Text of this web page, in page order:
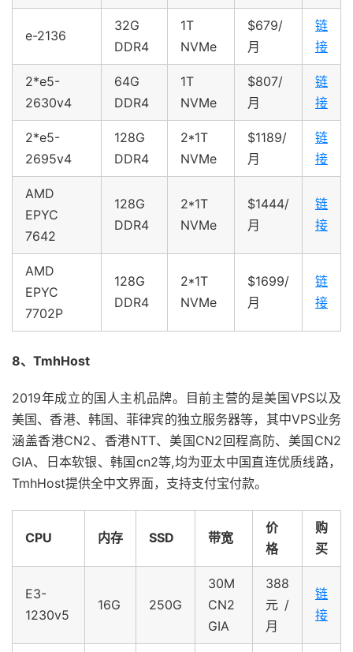
e-2136
32G
DDR4
1T
NVMe
$679/
月
链
接
2*e5-
2630v4
64G
DDR4
1T
NVMe
$807/
月
链
接
2*e5-
2695v4
128G
DDR4
2*1T
NVMe
$1189/
月
链
接
AMD
EPYC
7642
128G
DDR4
2*1T
NVMe
$1444/
月
链
接
AMD
EPYC
7702P
128G
DDR4
2*1T
NVMe
$1699/
月
链
接
8、TmhHost
2019年成立的国人主机品牌。目前主营的是美国VPS以及
美国、香港、韩国、菲律宾的独立服务器等，其中VPS业务
涵盖香港CN2、香港NTT、美国CN2回程高防、美国CN2
GIA、日本软银、韩国cn2等,均为亚太中国直连优质线路，
TmhHost提供全中文界面，支持支付宝付款。
CPU 内存 SSD 带宽
价
格
购
买
E3-
1230v5
16G 250G
30M
CN2
GIA
388
元/
月
链
接